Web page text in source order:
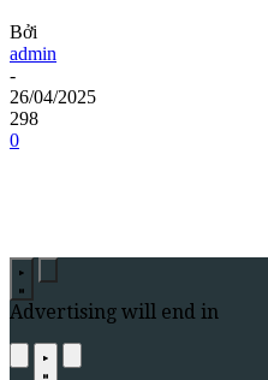
Bởi
admin
-
26/04/2025
298
0
Advertising will end in